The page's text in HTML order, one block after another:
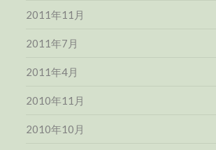
2011年11月
2011年7月
2011年4月
2010年11月
2010年10月